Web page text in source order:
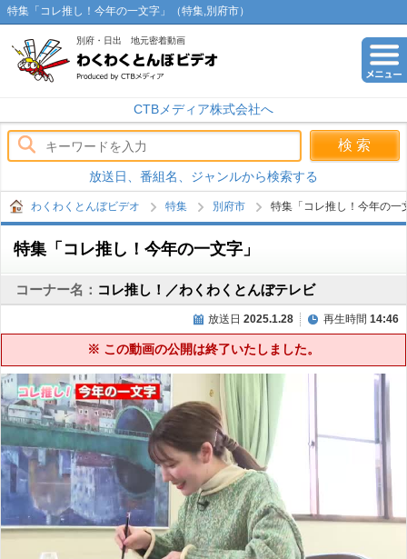
特集「コレ推し！今年の一文字」（特集,別府市）
別府・日出 地元密着動画
CTBメディア株式会社へ
放送日、番組名、ジャンルから検索する
わくわくとんぼビデオ 特集 別府市 特集「コレ推し！今年の一
特集「コレ推し！今年の一文字」
コーナー名： コレ推し！／わくわくとんぼテレビ
放送日 2025.1.28 再生時間 14:46
※ この動画の公開は終了いたしました。